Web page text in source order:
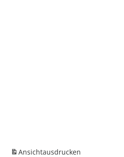
Ansichtausdrucken